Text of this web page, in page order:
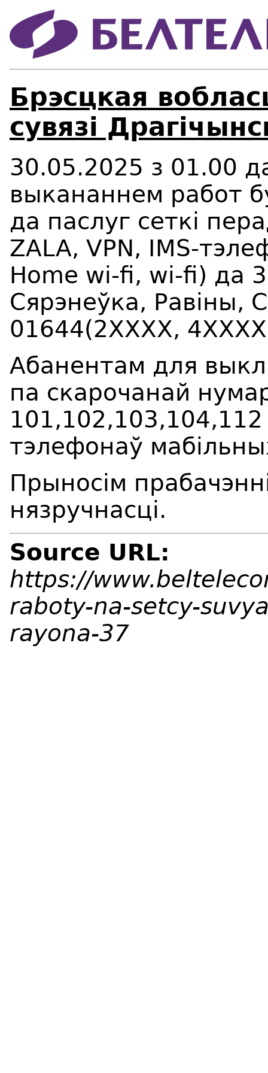
Брэсцкая
сувязі
30.05.2025 з 01.00
выкананнем работ
да паслуг сеткі
ZALA, VPN, IMS-
Home wi-fi, wi-fi) да 3
Сярэнеўка, Равіны,
01644(2ХХХХ,
Абанентам для
па скарочанай
тэлефонаў
Прыносім
нязручнасці.
Source URL:
https://
raboty-na-setcy-
rayona-37